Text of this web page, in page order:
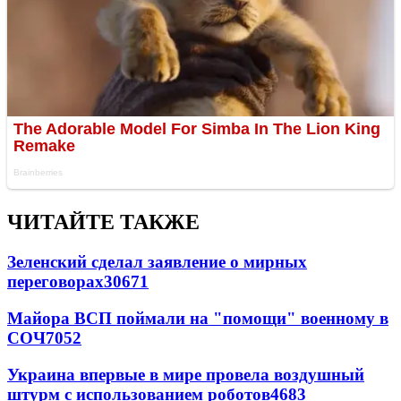
ЧИТАЙТЕ ТАКЖЕ
Зеленский сделал заявление о мирных
переговорах30671
Майора ВСП поймали на "помощи" военному в
СОЧ7052
Украина впервые в мире провела воздушный
штурм с использованием роботов4683